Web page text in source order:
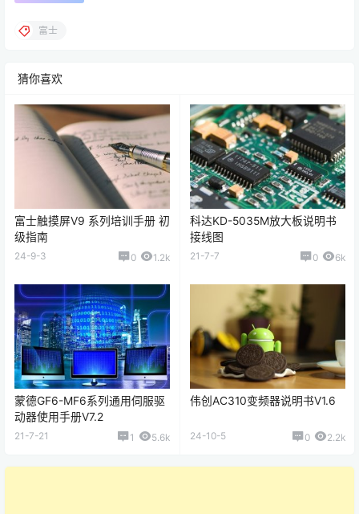
富士
猜你喜欢
富士触摸屏V9 系列培训手册 初
级指南
24-9-3 0 1.2k
科达KD-5035M放大板说明书
接线图
21-7-7 0 6k
蒙德GF6-MF6系列通用伺服驱
动器使用手册V7.2
21-7-21 1 5.6k
伟创AC310变频器说明书V1.6
24-10-5 0 2.2k